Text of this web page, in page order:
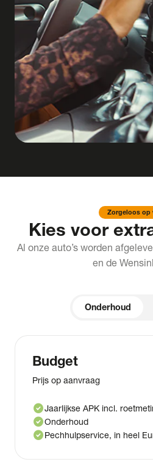
Zorgeloos op
Kies voor
Al onze auto’s worden
en de
Onderhoud
Budget
Prijs op aanvraag
check_circleJaarlijkse APK incl.
check_circleOnderhoud
check_circlePechhulpservice, in heel